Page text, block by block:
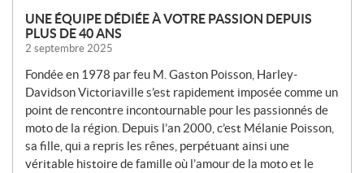
UNE ÉQUIPE DÉDIÉE À VOTRE PASSION DEPUIS
PLUS DE 40 ANS
2 septembre 2025
Fondée en 1978 par feu M. Gaston Poisson, Harley-
Davidson Victoriaville s’est rapidement imposée comme un
point de rencontre incontournable pour les passionnés de
moto de la région. Depuis l’an 2000, c’est Mélanie Poisson,
sa fille, qui a repris les rênes, perpétuant ainsi une
véritable histoire de famille où l’amour de la moto et le